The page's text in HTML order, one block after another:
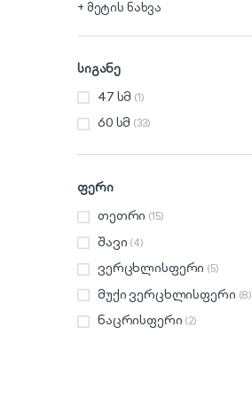
+ მეტის ნახვა
სიგანე
47 სმ (1)
60 სმ (33)
ფერი
თეთრი (15)
შავი (4)
ვერცხლისფერი (5)
მუქი ვერცხლისფერი (8)
ნაცრისფერი (2)